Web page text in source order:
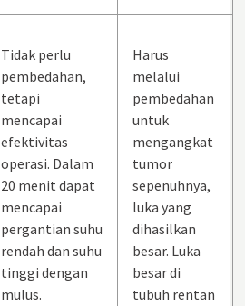
Tidak perlu
pembedahan,
tetapi
mencapai
efektivitas
operasi. Dalam
20 menit dapat
mencapai
pergantian suhu
rendah dan suhu
tinggi dengan
mulus.
Harus
melalui
pembedahan
untuk
mengangkat
tumor
sepenuhnya,
luka yang
dihasilkan
besar. Luka
besar di
tubuh rentan